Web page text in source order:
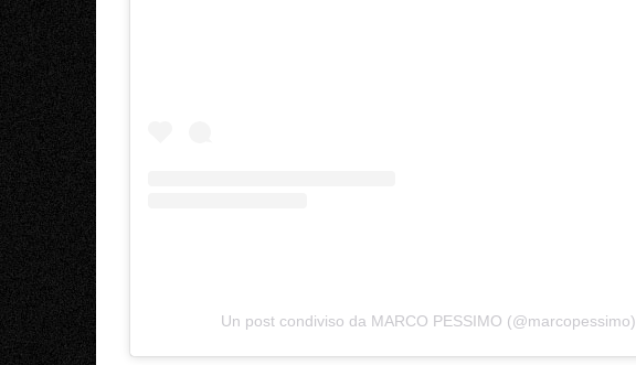
Un post condiviso da MARCO PESSIMO (@marcopessimo)